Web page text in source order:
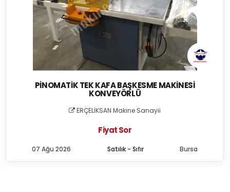
PINOMATIK TEK KAFA BAŞKESME MAKINESI
KONVEYÖRLÜ
ERÇELİKSAN Makine Sanayii
Fiyat Sor
Satılık - Sıfır
07 Ağu 2026 Bursa